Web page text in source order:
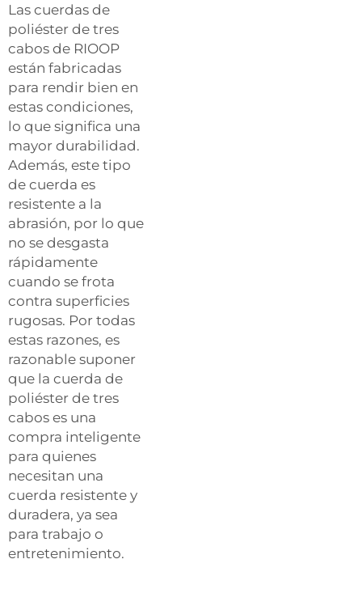
Las cuerdas de
poliéster de tres
cabos de RIOOP
están fabricadas
para rendir bien en
estas condiciones,
lo que significa una
mayor durabilidad.
Además, este tipo
de cuerda es
resistente a la
abrasión, por lo que
no se desgasta
rápidamente
cuando se frota
contra superficies
rugosas. Por todas
estas razones, es
razonable suponer
que la cuerda de
poliéster de tres
cabos es una
compra inteligente
para quienes
necesitan una
cuerda resistente y
duradera, ya sea
para trabajo o
entretenimiento.